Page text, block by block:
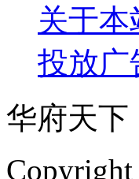
关于本
投放广
华府天下